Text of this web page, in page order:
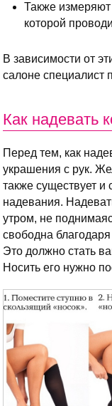
Также измеряют
которой
В зависимости от
салоне специалист
Как надевать
Перед тем, как
украшения с рук.
также существует и
надевания.
утром, не
свободна
Это должно стать
Носить его нужно